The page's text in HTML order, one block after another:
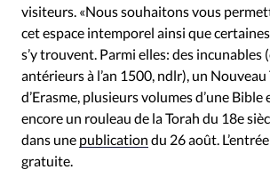
visiteurs. «Nous souhaitons vous
cet espace intemporel ainsi que
s’y trouvent. Parmi elles: des incunables
antérieurs à l’an 1500, ndlr), un
d’Erasme, plusieurs volumes d’une Bible
encore un rouleau de la Torah du 18e
dans une publication du 26 août.
gratuite.